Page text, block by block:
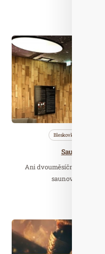
Bleskovky
Saunia
Ani dvouměsíční uzavření
saunových světů